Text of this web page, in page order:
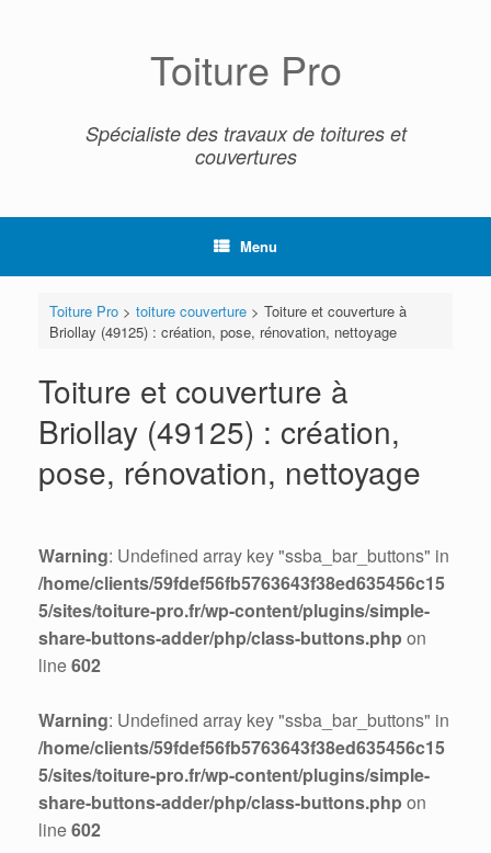
Toiture Pro
Spécialiste des travaux de toitures et
couvertures
Menu
Toiture Pro> toiture couverture> Toiture et couverture à
Briollay (49125) : création, pose, rénovation, nettoyage
Toiture et couverture à
Briollay (49125) : création,
pose, rénovation, nettoyage
Warning: Undefined array key "ssba_bar_buttons" in
/home/clients/59fdef56fb5763643f38ed635456c15
5/sites/toiture-pro.fr/wp-content/plugins/simple-
share-buttons-adder/php/class-buttons.php on
line602
Warning: Undefined array key "ssba_bar_buttons" in
/home/clients/59fdef56fb5763643f38ed635456c15
5/sites/toiture-pro.fr/wp-content/plugins/simple-
share-buttons-adder/php/class-buttons.php on
line602